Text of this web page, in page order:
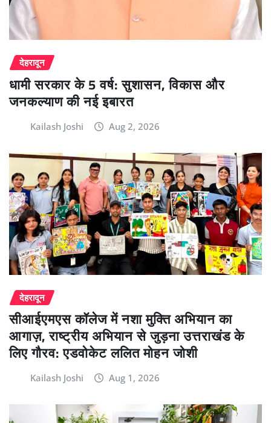
देहरादून
धामी सरकार के 5 वर्ष: सुशासन, विकास और
जनकल्याण की नई इबारत
Kailash Joshi Aug 2, 2026
देहरादून
सीआईएमएस कॉलेज में नशा मुक्ति अभियान का
आगाज़, राष्ट्रीय अभियान से जुड़ना उत्तराखंड के
लिए गौरव: एडवोकेट ललित मोहन जोशी
Kailash Joshi Aug 1, 2026